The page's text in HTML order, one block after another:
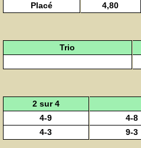
Placé 4,80
Trio
2 sur 4
4-9
4-8
4-3
9-3